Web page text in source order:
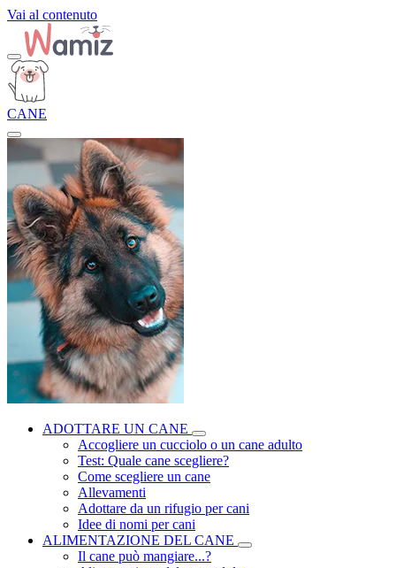
Vai al contenuto
CANE
ADOTTARE UN CANE
Accogliere un cucciolo o un cane adulto
Test: Quale cane scegliere?
Come scegliere un cane
Allevamenti
Adottare da un rifugio per cani
Idee di nomi per cani
ALIMENTAZIONE DEL CANE
Il cane può mangiare...?